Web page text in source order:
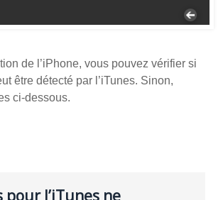
de l’iPhone, vous pouvez vérifier si
être détecté par l’iTunes. Sinon,
ci-dessous.
l’iTunes ne